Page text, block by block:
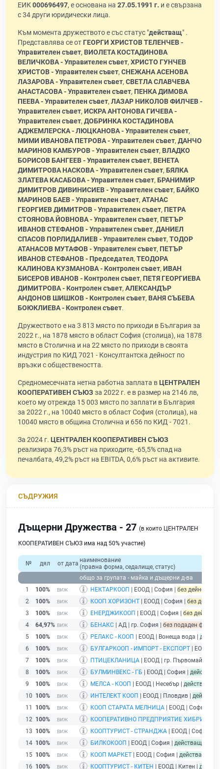
ЕИК000696497, е основана на 27.05.1991 г. и е свързана
с 34 други юридически лица.
Към момента дружеството е със статус "действащ" .
Представлява се от ГЕОРГИ ХРИСТОВ ТЕЛЕНЧЕВ -
Управителен съвет, ВИОЛЕТА КОСТАДИНОВА
ВЕЛИЧКОВА - Управителен съвет, ХРИСТО ГУНЧЕВ
ХРИСТОВ - Управителен съвет, СНЕЖАНА АСЕНОВА
ЛАЗАРОВА - Управителен съвет, СВЕТЛА СЛАВЧЕВА
АНАСТАСОВА - Управителен съвет, ПЕНКА ДИМОВА
ПЕЕВА - Управителен съвет, ЛАЗАР НИКОЛОВ ФИЛЧЕВ -
Управителен съвет, ИСКРА АНТОНОВА ГИЧЕВА -
Управителен съвет, ДОБРИНКА КОСТАДИНОВА
АДЖЕМЛЕРСКА - ЛЮЦКАНОВА - Управителен съвет,
МИМИ ИВАНОВА ПЕТРОВА - Управителен съвет, ДАНЧО
МАРИНОВ КАМБУРОВ - Управителен съвет, ВЛАДКО
БОРИСОВ БАНГЕЕВ - Управителен съвет, ВЕНЕТА
ДИМИТРОВА НАСКОВА - Управителен съвет, БЯЛКА
ЗЛАТЕВА КАСАБОВА - Управителен съвет, БРАНИМИР
ДИМИТРОВ ДИВИНИСИЕВ - Управителен съвет, БАЙКО
МАРИНОВ БАЕВ - Управителен съвет, АТАНАС
ГЕОРГИЕВ ДИМИТРОВ - Управителен съвет, ПЕТРА
СТОЯНОВА ЙОВНОВА - Управителен съвет, ПЕТЪР
ИВАНОВ СТЕФАНОВ - Управителен съвет, ДАНИЕЛ
СПАСОВ ПОРЛИДАЛИЕВ - Управителен съвет, ТОДОР
АТАНАСОВ МУТАФОВ - Управителен съвет, ПЕТЪР
ИВАНОВ СТЕФАНОВ - Председател, ТЕОДОРА
КАЛИНОВА КУЗМАНОВА - Контролен съвет, ИВАН
БИСЕРОВ ИВАНОВ - Контролен съвет, ПЕТЯ ГЕОРГИЕВА
ДИМИТРОВА - Контролен съвет, АЛЕКСАНДЪР
АНДОНОВ ШИШКОВ - Контролен съвет, ВАНЯ СЪБЕВА
БОЮКЛИЕВА - Контролен съвет.
Дружеството е на 3 813 място по приходи в България за
2022 г., на 1878 място в област София (столица), на 1878
място в Столична и на 22 място по приходи в своята
индустрия по КИД 7021 - Консултантска дейност по
връзки с обществеността.
Средномесечната нетна работна заплата вЦЕНТРАЛЕН
КООПЕРАТИВЕН СЪЮЗ за 2022 г. е в размер на 2146 лв,
което му отрежда 15 003 място по заплати в България
за 2022 г., на 10040 място в област София (столица), на
10040 място в община Столична и 656 по КИД - 7021.
За 2024 г. ЦЕНТРАЛЕН КООПЕРАТИВЕН СЪЮЗ
реализира 76,3% ръст на приходите, -65,5% спад на
печалбата, 49,2% ръст на EBITDA, 0,6% ръст на активите.
СЪДРУЖИЯ
Дъщерни Дружества - 27 (в които ЦЕНТРАЛЕН
КООПЕРАТИВЕН СЪЮЗ има над 50% участие)
№ дял от дата наименование
(правна форма, седалище, статус)
общо за групата - майка и дъщерни д-ва
1
100% НЕКТАРКООП | ЕООД | София | без дейност -
2
100% КООП ХОРИЗОНТ | ЕООД | София | без
3
100% ЕНЕРДЖИКООП | ЕООД | София | без дейност
4
64,97% БЕНАКС | АД | гр. София | без подаден
5
100% РЕЛАКС - КООП | ЕООД | Вонеща вода |
6
100% БУЛГАРКООП - ИМПОРТ - ЕКСПОРТ | ЕООД |
7
100% ПТИЦЕКЛАНИЦА | ЕООД | гр. Първомай |
8
100% БУЛМИНВЕКС - ГБ | ЕООД | София | действащ
9
100% МЕЛСА - КООП | ЕООД | Несебър | действащ
10 100% ИНТЕЛЕКТ КООП | ЕООД | Пловдив | действащ
11
100% КООП СТАРАТА МЕЛНИЦА | ЕООД | София |
12 100%
КООПЕРАТИВНО ПРЕДПРИЯТИЕ ХИБРИДЕН
13 100% КООПТУРИСТ - СТРАНДЖА | ЕООД | София |
14 100% БИЛКОКООП | ЕООД | София | действащ
15 100% КООП МАРКЕТ | ЕООД | София | действащ
16 100% КООПТУРИСТ - КИТЕН | ЕООД | Китен |